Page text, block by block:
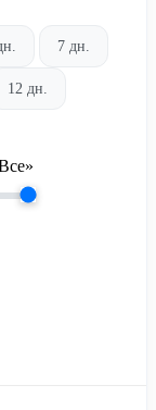
7 дн.
12 дн.